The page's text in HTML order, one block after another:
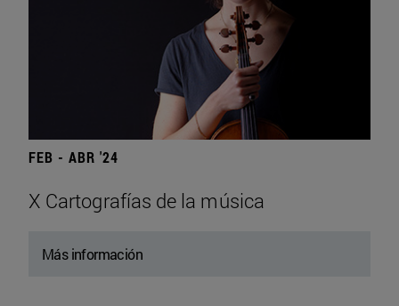
FEB - ABR '24
X Cartografías de la música
Más información